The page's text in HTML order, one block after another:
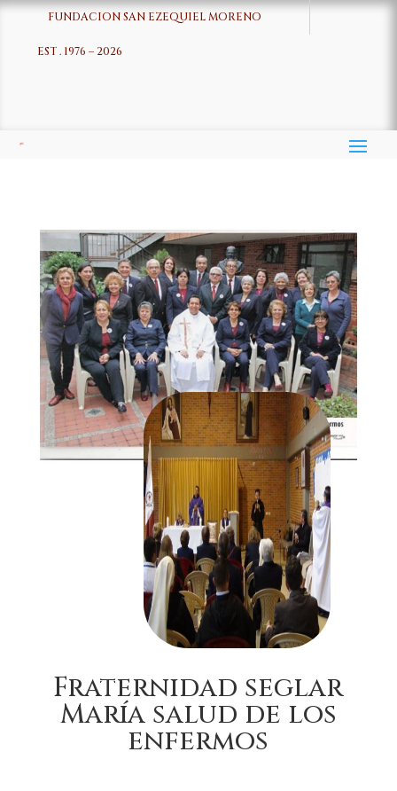
FUNDACION SAN EZEQUIEL MORENO
EST . 1976 – 2026
Fraternidad seglar
María salud de los
enfermos